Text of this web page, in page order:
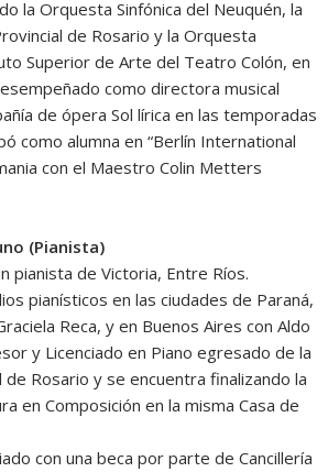
la Orquesta Sinfónica del Neuquén, la
de Rosario y la Orquesta
Superior de Arte del Teatro Colón, en
como directora musical
de ópera Sol lírica en las temporadas
como alumna en “Berlín International
con el Maestro Colin Metters
(Pianista)
pianista de Victoria, Entre Ríos.
pianísticos en las ciudades de Paraná,
Reca, y en Buenos Aires con Aldo
y Licenciado en Piano egresado de la
de Rosario y se encuentra finalizando la
en Composición en la misma Casa de
con una beca por parte de Cancillería